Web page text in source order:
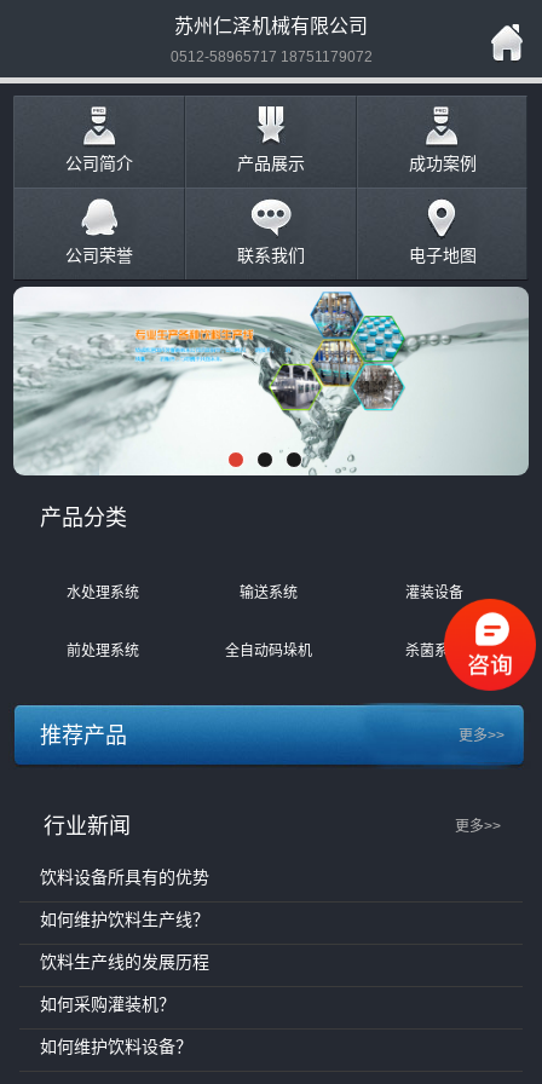
苏州仁泽机械有限公司
0512-58965717 18751179072
公司简介 产品展示 成功案例
公司荣誉 联系我们 电子地图
产品分类
水处理系统 输送系统 灌装设备
前处理系统 全自动码垛机 杀菌系统
推荐产品 更多>>
行业新闻 更多>>
饮料设备所具有的优势
如何维护饮料生产线？
饮料生产线的发展历程
如何采购灌装机？
如何维护饮料设备？